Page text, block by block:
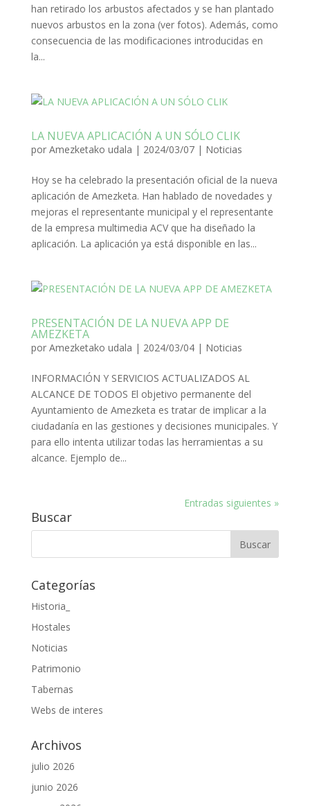
han retirado los arbustos afectados y se han plantado
nuevos arbustos en la zona (ver fotos). Además, como
consecuencia de las modificaciones introducidas en
la...
LA NUEVA APLICACIÓN A UN SÓLO CLIK
por Amezketako udala | 2024/03/07| Noticias
Hoy se ha celebrado la presentación oficial de la nueva
aplicación de Amezketa. Han hablado de novedades y
mejoras el representante municipal y el representante
de la empresa multimedia ACV que ha diseñado la
aplicación. La aplicación ya está disponible en las...
PRESENTACIÓN DE LA NUEVA APP DE
AMEZKETA
por Amezketako udala | 2024/03/04| Noticias
INFORMACIÓN Y SERVICIOS ACTUALIZADOS AL
ALCANCE DE TODOS El objetivo permanente del
Ayuntamiento de Amezketa es tratar de implicar a la
ciudadanía en las gestiones y decisiones municipales. Y
para ello intenta utilizar todas las herramientas a su
alcance. Ejemplo de...
Entradas siguientes »
Buscar
Categorías
Historia_
Hostales
Noticias
Patrimonio
Tabernas
Webs de interes
Archivos
julio 2026
junio 2026